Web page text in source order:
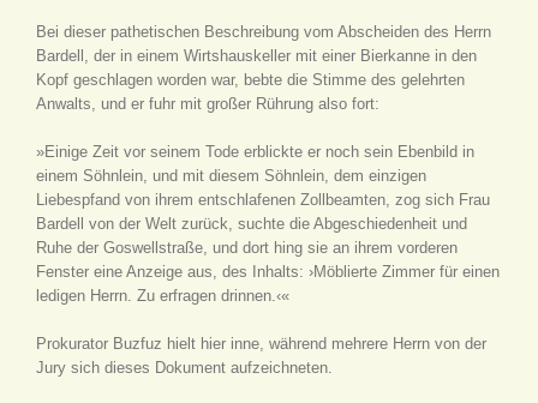
Bei dieser pathetischen Beschreibung vom Abscheiden des Herrn
Bardell, der in einem Wirtshauskeller mit einer Bierkanne in den
Kopf geschlagen worden war, bebte die Stimme des gelehrten
Anwalts, und er fuhr mit großer Rührung also fort:
»Einige Zeit vor seinem Tode erblickte er noch sein Ebenbild in
einem Söhnlein, und mit diesem Söhnlein, dem einzigen
Liebespfand von ihrem entschlafenen Zollbeamten, zog sich Frau
Bardell von der Welt zurück, suchte die Abgeschiedenheit und
Ruhe der Goswellstraße, und dort hing sie an ihrem vorderen
Fenster eine Anzeige aus, des Inhalts: ›Möblierte Zimmer für einen
ledigen Herrn. Zu erfragen drinnen.‹«
Prokurator Buzfuz hielt hier inne, während mehrere Herrn von der
Jury sich dieses Dokument aufzeichneten.